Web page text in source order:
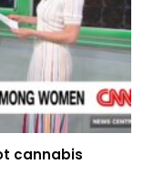
cannabis